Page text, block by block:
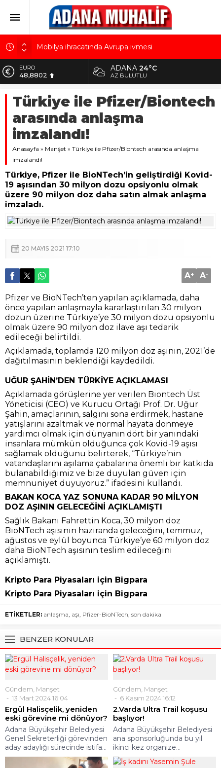
Mobilya ihracatında Avrupa ivmesi
Göz için “Akıllı Mercek” herkes için uygun mu?
AK Parti İl Başkanı Özkan: Adanalıların bir metrekare
malını kimseye yedirmeyiz!
Hacı Karaaslan’ın kiraladığı arsanın resmi kiracısı
bakın kim çıktı!
Kuru meyve sektörü 2 milyar dolar ihracat hedefi
için Ankara’dan destek istedi
ALTIN
5.629,56
10.824,63
DOLAR
42,2340
48,8802
ADANA24°C
AZ BULUTLU
Türkiye ile Pfizer/Biontech
arasında anlaşma
imzalandı!
Anasayfa » Manşet » Türkiye ile Pfizer/Biontech arasında anlaşma
imzalandı!
Türkiye, Pfizer ile BioNTech’in geliştirdiği Kovid-
19 aşısından 30 milyon dozu opsiyonlu olmak
üzere 90 milyon doz daha satın almak anlaşma
imzaladı.
20 MAYIS 2021 17:10
A+ A-
Pfizer ve BioNTech’ten yapılan açıklamada, daha
önce yapılan anlaşmayla kararlaştırılan 30 milyon
dozun üzerine Türkiye’ye 30 milyon dozu opsiyonlu
olmak üzere 90 milyon doz ilave aşı tedarik
edileceği belirtildi.
Açıklamada, toplamda 120 milyon doz aşının, 2021’de
dağıtılmasının beklendiği kaydedildi.
UĞUR ŞAHİN’DEN TÜRKİYE AÇIKLAMASI
Açıklamada görüşlerine yer verilen Biontech Üst
Yöneticisi (CEO) ve Kurucu Ortağı Prof. Dr. Uğur
Şahin, amaçlarının, salgını sona erdirmek, hastane
yatışlarını azaltmak ve normal hayata dönmeye
yardımcı olmak için dünyanın dört bir yanındaki
insanlara mümkün olduğunca çok Kovid-19 aşısı
sağlamak olduğunu belirterek, “Türkiye’nin
vatandaşlarını aşılama çabalarına önemli bir katkıda
bulanabildiğimiz ve bize duyulan güven için
memnuniyet duyuyoruz.” ifadesini kullandı.
BAKAN KOCA YAZ SONUNA KADAR 90 MİLYON
DOZ AŞININ GELECEĞİNİ AÇIKLAMIŞTI
Sağlık Bakanı Fahrettin Koca, 30 milyon doz
BioNTech aşısının haziranda geleceğini, temmuz,
ağustos ve eylül boyunca Türkiye’ye 60 milyon doz
daha BioNTech aşısının teslim edileceğini
açıklamıştı.
Kripto Para Piyasaları için Bigpara
Kripto Para Piyasaları için Bigpara
ETİKETLER: anlaşma, aşı, Pfizer-BioNTech, son dakika
BENZER KONULAR
Gündem Manşet
13 Mart 2024 16:04
Ergül Halisçelik, yeniden
eski görevine mi dönüyor?
Adana Büyükşehir Belediyesi
Genel Sekreterliği görevinden
aday adaylığı sürecinde istifa...
Gündem Manşet
6 Kasım 2024 16:12
2.Varda Ultra Trail koşusu
başlıyor!
Adana Büyükşehir Belediyesi
ana sponsorluğunda bu yıl
ikinci kez organize...